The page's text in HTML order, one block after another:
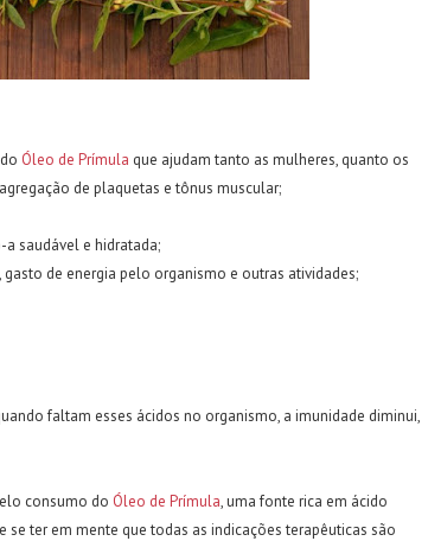
Óleo de Prímula que ajudam tanto as mulheres, quanto os
de plaquetas e tônus muscular;
saudável e hidratada;
de energia pelo organismo e outras atividades;
faltam esses ácidos no organismo, a imunidade diminui,
consumo do Óleo de Prímula, uma fonte rica em ácido
ter em mente que todas as indicações terapêuticas são